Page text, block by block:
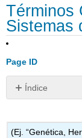
Términos
Sistemas
Page ID
Índice
Sin
(Ej. “Genética,